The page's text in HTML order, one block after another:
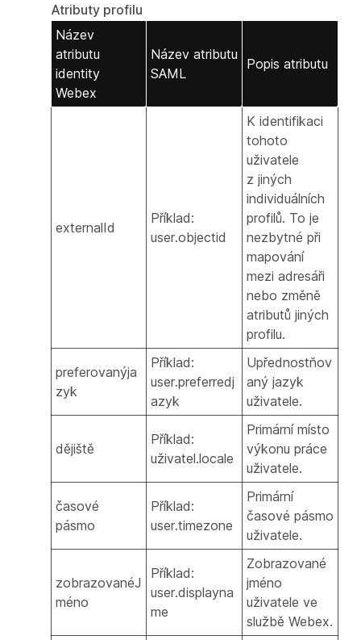
Atributy profilu
Název
atributu
identity
Webex
Název atributu
SAML
Popis atributu
externalId
Příklad:
user.objectid
K identifikaci
tohoto
uživatele
z jiných
individuálních
profilů. To je
nezbytné při
mapování
mezi adresáři
nebo změně
atributů jiných
profilu.
preferovanýja
zyk
Příklad:
user.preferredj
azyk
Upřednostňov
aný jazyk
uživatele.
dějiště
Příklad:
uživatel.locale
Primární místo
výkonu práce
uživatele.
časové
pásmo
Příklad:
user.timezone
Primární
časové pásmo
uživatele.
zobrazovanéJ
méno
Příklad:
user.displayna
me
Zobrazované
jméno
uživatele ve
službě Webex.